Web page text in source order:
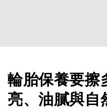
輪胎保養要擦
亮、油膩與自